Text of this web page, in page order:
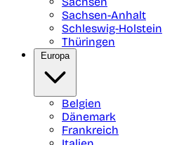
Sachsen-Anhalt
Schleswig-Holstein
Thüringen
Europa
Belgien
Dänemark
Frankreich